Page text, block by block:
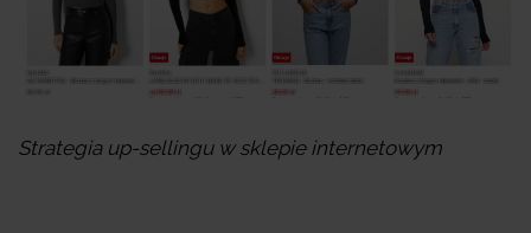
Strategia up-sellingu w sklepie internetowym